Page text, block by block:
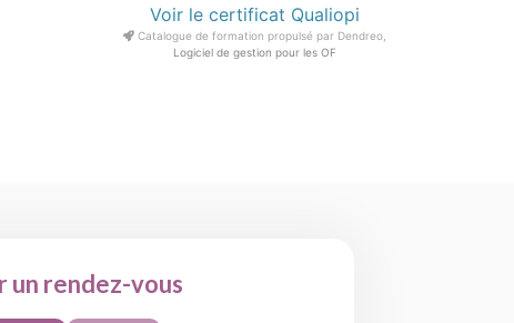
Voir le certificat Qualiopi
Catalogue de formation propulsé par Dendreo,
Logiciel de gestion pour les OF
un rendez-vous